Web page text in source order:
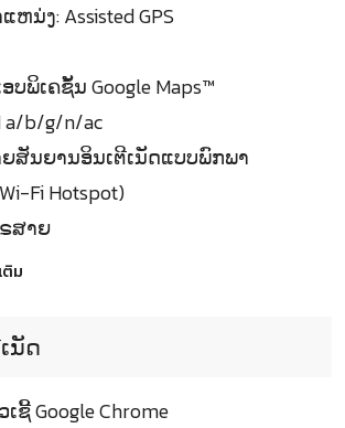
ນ່ງ: Assisted GPS
ພິເຄຊັ້ນ Google Maps™
a/b/g/n/ac
ສັນຍານອິນເຕີເນັດແບບພົກພາ
Fi Hotspot)
ສາຍ
ติม
ນັດ
ຊີ້ Google Chrome